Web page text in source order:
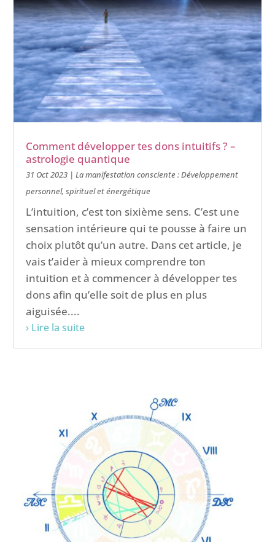
Comment développer tes dons intuitifs ? –
astrologie quantique
31 Oct 2023 |La manifestation consciente : Développement
personnel, spirituel et énergétique
L’intuition, c’est ton sixième sens. C’est une
sensation intérieure qui te pousse à faire un
choix plutôt qu’un autre. Dans cet article, je
vais t’aider à mieux comprendre ton
intuition et à commencer à développer tes
dons afin qu’elle soit de plus en plus
aiguisée....
› Lire la suite